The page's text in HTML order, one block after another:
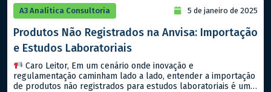
A3 Analítica Consultoria 5 de janeiro de 2025
Produtos Não Registrados na Anvisa: Importação
e Estudos Laboratoriais
Caro Leitor, Em um cenário onde inovação e
regulamentação caminham lado a lado, entender a importação
de produtos não registrados para estudos laboratoriais é um